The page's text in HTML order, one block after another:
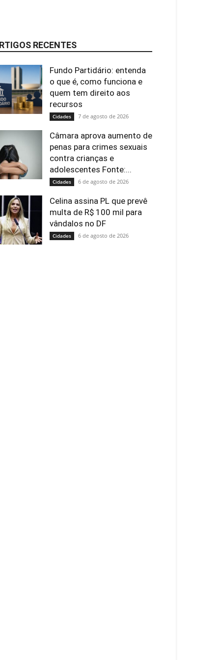
RECENTES
Fundo Partidário: entenda
o que é, como funciona e
quem tem direito aos
recursos
Cidades 7 de agosto de 2026
Câmara aprova aumento de
penas para crimes sexuais
contra crianças e
adolescentes Fonte:...
Cidades 6 de agosto de 2026
Celina assina PL que prevê
multa de R$ 100 mil para
vândalos no DF
Cidades 6 de agosto de 2026